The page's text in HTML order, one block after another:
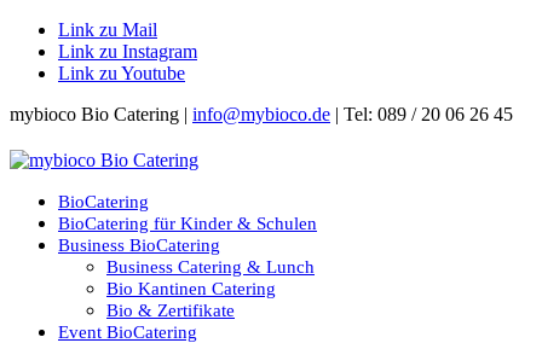
Link zu Mail
Link zu Instagram
Link zu Youtube
mybioco Bio Catering | info@mybioco.de | Tel: 089 / 20 06 26 45
BioCatering
BioCatering für Kinder & Schulen
Business BioCatering
Business Catering & Lunch
Bio Kantinen Catering
Bio & Zertifikate
Event BioCatering